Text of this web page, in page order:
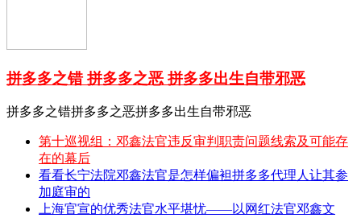
拼多多之错 拼多多之恶 拼多多出生自带邪恶
拼多多之错拼多多之恶拼多多出生自带邪恶
第十巡视组：邓鑫法官违反审判职责问题线索及可能存
在的幕后
看看长宁法院邓鑫法官是怎样偏袒拼多多代理人让其参
加庭审的
上海官宣的优秀法官水平堪忧——以网红法官邓鑫文